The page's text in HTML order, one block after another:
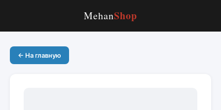
MehanShop
← На главную